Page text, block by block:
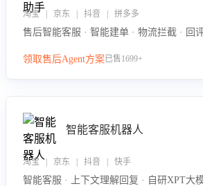
淘宝 | 京东 | 抖音 | 拼多多
售后智能客服 ·
领取售后Agent方案已售1699+
智能客服机器人
淘宝 | 京东 | 抖音 | 快手
智能客服 · 上下文理解回复 · 自研XPT大